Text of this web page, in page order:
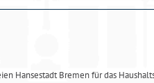
Hansestadt Bremen für das